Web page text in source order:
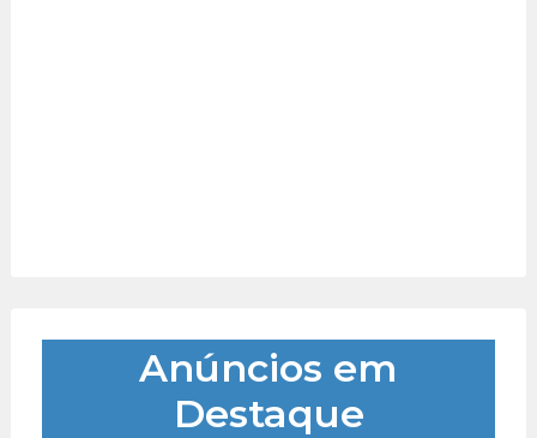
Anúncios em
Destaque